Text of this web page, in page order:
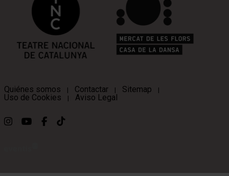
Quiénes somos | Contactar | Sitemap |
Uso de Cookies | Aviso Legal
Link a instagram
Link a youtube
Link a facebook
Link a ticktok